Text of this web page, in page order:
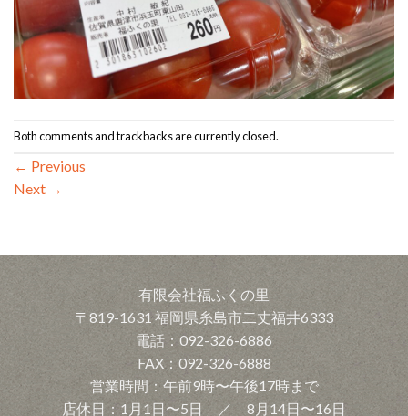
Both comments and trackbacks are currently closed.
← Previous
Next →
有限会社福ふくの里
〒819-1631 福岡県糸島市二丈福井6333
電話：092-326-6886
FAX：092-326-6888
営業時間：午前9時〜午後17時まで
店休日：1月1日〜5日 ／ 8月14日〜16日